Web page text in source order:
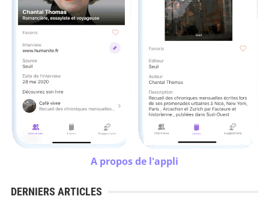
A propos de l'appli
DERNIERS ARTICLES